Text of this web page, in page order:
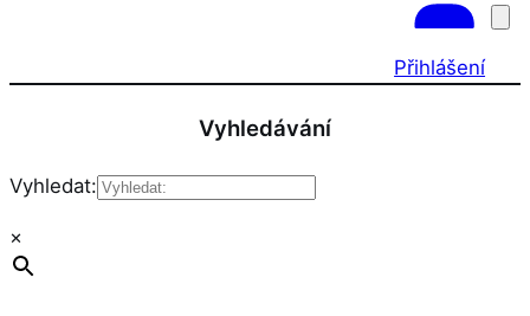
Přihlášení
Vyhledávání
Vyhledat:
×